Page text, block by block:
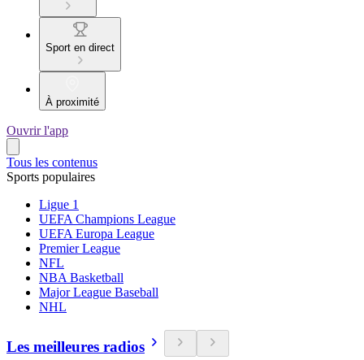
Sport en direct
À proximité
Ouvrir l'app
Tous les contenus
Sports populaires
Ligue 1
UEFA Champions League
UEFA Europa League
Premier League
NFL
NBA Basketball
Major League Baseball
NHL
Les meilleures radios